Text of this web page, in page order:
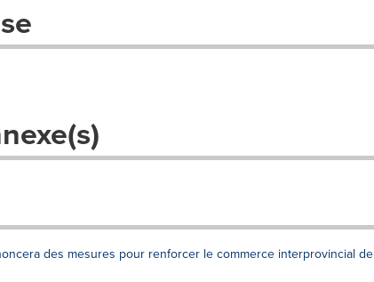
des mesures pour renforcer le commerce interprovincial de